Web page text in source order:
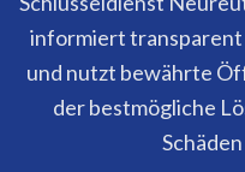
informiert
und nutzt bewährte
der bestmögliche